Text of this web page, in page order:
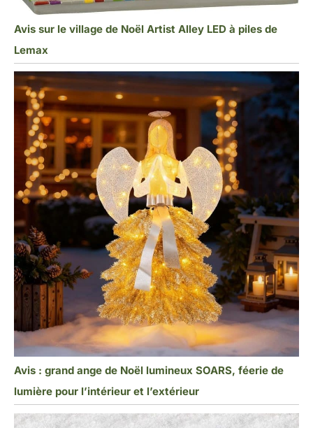
Avis sur le village de Noël Artist Alley LED à piles de
Lemax
Avis : grand ange de Noël lumineux SOARS, féerie de
lumière pour l’intérieur et l’extérieur